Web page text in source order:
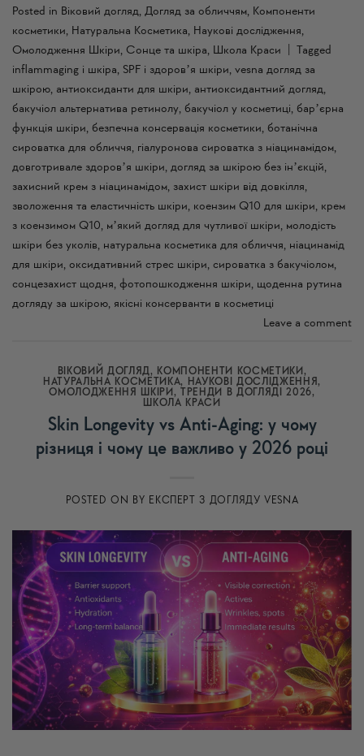
Posted in Віковий догляд, Догляд за обличчям, Компоненти
косметики, Натуральна Косметика, Наукові дослідження,
Омолодження Шкіри, Сонце та шкіра, Школа Краси
Tagged
inflammaging і шкіра, SPF і здоровʼя шкіри, vesna догляд за
шкірою, антиоксиданти для шкіри, антиоксидантний догляд,
бакучіол альтернатива ретинолу, бакучіол у косметиці, барʼєрна
функція шкіри, безпечна консервація косметики, ботанічна
сироватка для обличчя, гіалуронова сироватка з ніацинамідом,
довготривале здоровʼя шкіри, догляд за шкірою без інʼєкцій,
захисний крем з ніацинамідом, захист шкіри від довкілля,
зволоження та еластичність шкіри, коензим Q10 для шкіри, крем
з коензимом Q10, мʼякий догляд для чутливої шкіри, молодість
шкіри без уколів, натуральна косметика для обличчя, ніацинамід
для шкіри, оксидативний стрес шкіри, сироватка з бакучіолом,
сонцезахист щодня, фотопошкодження шкіри, щоденна рутина
догляду за шкірою, якісні консерванти в косметиці
Leave a comment
ВІКОВИЙ ДОГЛЯД, КОМПОНЕНТИ КОСМЕТИКИ ,
НАТУРАЛЬНА КОСМЕТИКА, НАУКОВІ ДОСЛІДЖЕННЯ ,
ОМОЛОДЖЕННЯ ШКІРИ , ТРЕНДИ В ДОГЛЯДІ 2026,
ШКОЛА КРАСИ
Skin Longevity vs Anti-Aging: у чому
різниця і чому це важливо у 2026 році
POSTED ON BY ЕКСПЕРТ З ДОГЛЯДУ VESNA